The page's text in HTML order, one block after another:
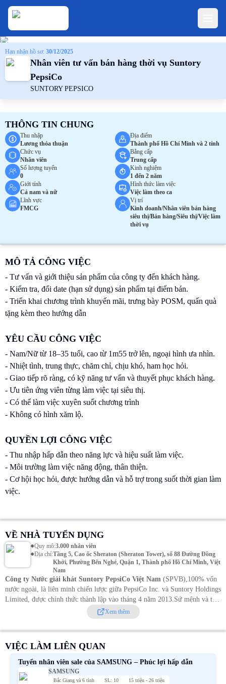
Hạn nhận hồ sơ: 30/12/2025
Nhân viên tư vấn bán hàng thời vụ Suntory
PepsiCo
SUNTORY PEPSICO
THÔNG TIN CHUNG
Thu nhập
Lương thỏa thuận
Địa điểm
Thành phố Hồ Chí Minh và 2 tỉnh
Chức vụ
Nhân viên
Bằng cấp
Trung cấp
Số lượng tuyển
0
Kinh nghiệm
1 đến 2 năm
Giới tính
Cả nam và nữ
Hình thức làm việc
Việc làm theo ca
Lĩnh vực
FMCG
Vị trí
Kinh doanh/Nhân viên bán hàng
siêu thị/Bán hàng/Siêu thị/Việc làm
thời vụ
MÔ TẢ CÔNG VIỆC
- Tư vấn và giới thiệu sản phẩm của công ty đến khách hàng.
- Kiểm tra, đổi date (hạn sử dụng) sản phẩm tại điểm bán.
- Triển khai chương trình khuyến mãi, trưng bày POSM, quấn quà
tặng kèm theo hướng dẫn
YÊU CẦU CÔNG VIỆC
- Nam/Nữ từ 18–35 tuổi, cao từ 1m55 trở lên, ngoại hình ưa nhìn.
- Nhiệt tình, trung thực, chăm chỉ, chịu khó, ham học hỏi.
- Giao tiếp rõ ràng, có kỹ năng tư vấn và thuyết phục khách hàng.
- Ưu tiên ứng viên từng làm việc tại siêu thị.
- Có thể làm việc xuyên suốt chương trình
- Không có hình xăm lộ.
QUYỀN LỢI CÔNG VIỆC
- Thu nhập hấp dẫn theo năng lực và hiệu suất làm việc.
- Môi trường làm việc năng động, thân thiện.
- Cơ hội học hỏi, được hướng dẫn và hỗ trợ trong suốt thời gian làm
việc.
VỀ NHÀ TUYỂN DỤNG
•Quy mô:3.000 nhân viên
•Địa chỉ:Tầng 5, Cao ốc Sheraton (Sheraton Tower), số 88 Đường Đồng
Khởi, Phường Bến Nghé, Quận 1, Thành phố Hồ Chí Minh, Việt
Nam
Công ty Nước giải khát Suntory PepsiCo Việt Nam (SPVB),100% vốn
nước ngoài, là liên minh chiến lược giữa PepsiCo Inc. và Suntory Holdings
Limited, được chính thức thành lập vào tháng 4 năm 2013.Sứ mệnh và tầm
nhìn của công ty là tiếp tục củng cố và duy trì vị trí dẫn đầu trong ngành
đồ uống đồng thời tuân thủ các giá trị của công ty.
tôi sẽ tiếp tục theo đuổi các mục tiêu phát triển bền vững, mang lại lợi ích
cho nhân viên và đối tác kinh doanh, đồng thời đóng góp cho cộng đồng
nơi chúng tôi kinh doanh và hoạt động.
Xem thêm
VIỆC LÀM LIÊN QUAN
Tuyển nhân viên sale của SAMSUNG – Phúc lợi hấp dẫn
SAMSUNG
Bắc Giang và 6 tỉnh SL: 10 15 triệu - 26 triệu